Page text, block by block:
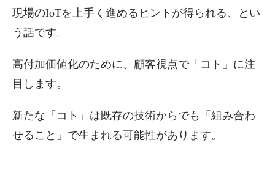
現場のIoTを上手く進めるヒントが得られる、とい
う話です。
高付加価値化のために、顧客視点で「コト」に注
目します。
新たな「コト」は既存の技術からでも「組み合わ
せること」で生まれる可能性があります。